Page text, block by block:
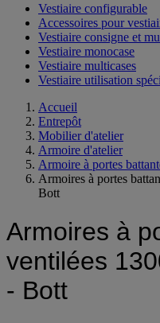
Vestiaire configurable
Accessoires pour
Vestiaire consigne et
Vestiaire monocase
Vestiaire multicases
Vestiaire utilisation
Accueil
Entrepôt
Mobilier d'atelier
Armoire d'atelier
Armoire à portes
Armoires à portes
Bott
Armoires à
ventilées
- Bott